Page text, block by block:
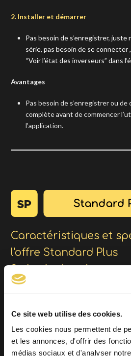
Ce site web utilise des cookies.
Les cookies nous permettent de
et les annonces, d'offrir des
médias sociaux et d'analyser
2. Installer et démarrer
Pas besoin de s’enregistrer, juste
série, pas besoin de se
“Voir l’état des inverseurs” dans
Avantages
Pas besoin de s’enregistrer ou de
complète avant de commencer
l’application.
Caractéristiques et
l'offre Standard Plus
Gestionnaires de campings
Télécharger le scan du site et
scanner leur site et avoir les
bouteilles
Télécharger les données du